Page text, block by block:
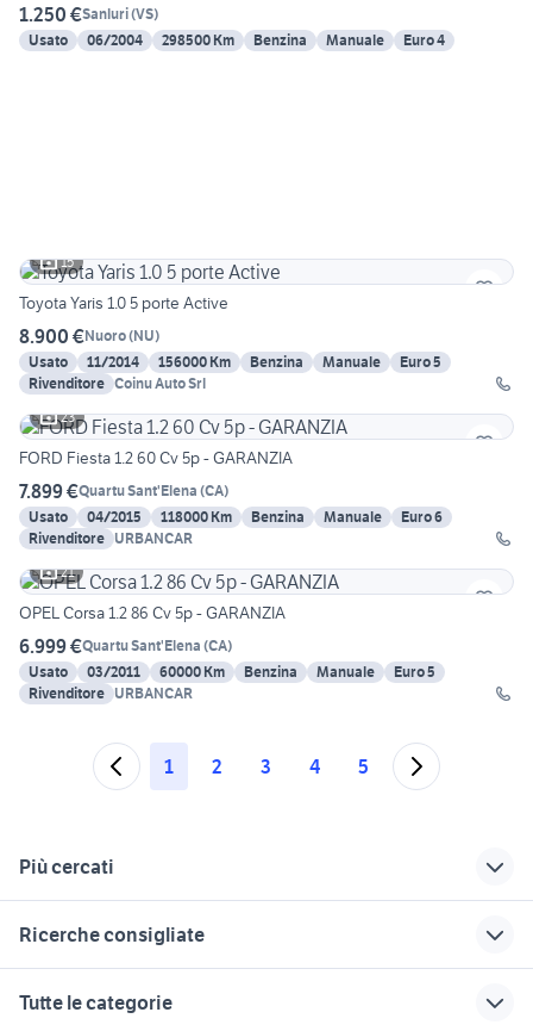
1.250 €Sanluri(VS)
Usato
06/2004 298500 Km Benzina Manuale Euro 4
15
Toyota Yaris 1.0 5 porte Active
8.900 €Nuoro(NU)
Usato
11/2014 156000 Km Benzina Manuale
Euro 5
Rivenditore Coinu Auto Srl
23
FORD Fiesta 1.2 60 Cv 5p - GARANZIA
7.899 €Quartu Sant'Elena (CA)
Usato
04/2015 118000 Km Benzina Manuale
Euro 6
Rivenditore URBANCAR
21
OPEL Corsa 1.2 86 Cv 5p - GARANZIA
6.999 €Quartu Sant'Elena (CA)
Usato
03/2011 60000 Km Benzina Manuale
Euro 5
Rivenditore URBANCAR
1 2 3 4 5
Più cercati
toyota yaris benzina
auto toyota citycar
Ricerche consigliate
1990 toyota 4runner
Tutte le categorie